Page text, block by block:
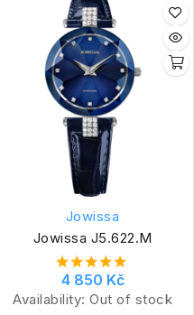
Jowissa
Jowissa J5.622.M
4 850 Kč
Availability: Out of stock